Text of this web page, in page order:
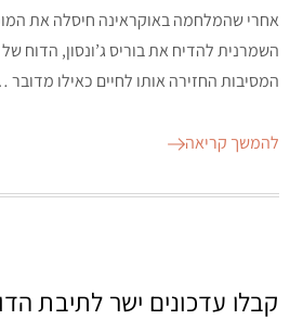
אחרי שהמלחמה באוקראינה חיסלה את
השמרנית להדיח את בוריס ג’ונסון, הדוח
המסיבות החזירה אותו לחיים כאילו מדובר
להמשך קריאה
קבלו עדכונים ישר לתיבת